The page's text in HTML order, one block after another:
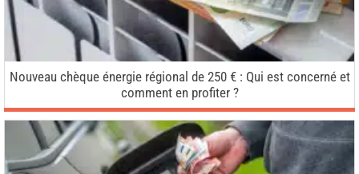
Nouveau chèque énergie régional de 250 € : Qui est concerné et
comment en profiter ?